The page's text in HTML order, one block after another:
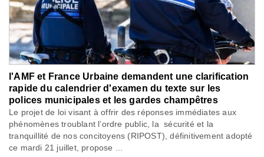
l'AMF et France Urbaine demandent une clarification
rapide du calendrier d'examen du texte sur les
polices municipales et les gardes champêtres
Le projet de loi visant à offrir des réponses immédiates aux
phénomènes troublant l’ordre public, la sécurité et la
tranquillité de nos concitoyens (RIPOST), définitivement adopté
ce mardi 21 juillet, propose ...